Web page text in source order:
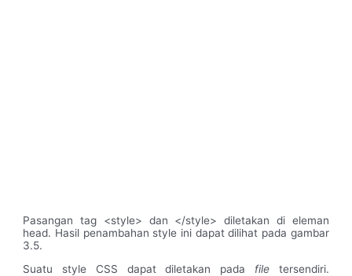
Pasangan tag <style> dan </style> diletakan di eleman
head. Hasil penambahan style ini dapat dilihat pada gambar
3.5.
Suatu style CSS dapat diletakan pada file tersendiri.